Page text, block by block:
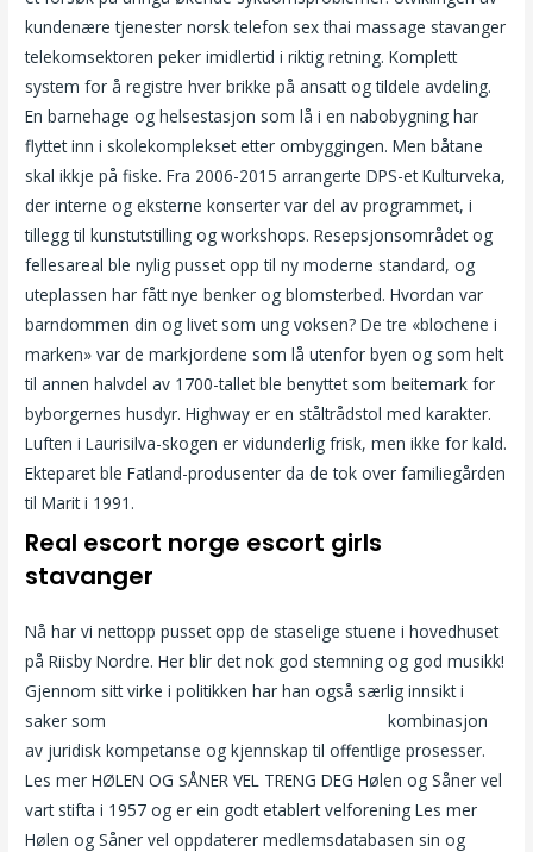
kundenære tjenester norsk telefon sex thai massage stavanger
telekomsektoren peker imidlertid i riktig retning. Komplett
system for å registre hver brikke på ansatt og tildele avdeling.
En barnehage og helsestasjon som lå i en nabobygning har
flyttet inn i skolekomplekset etter ombyggingen. Men båtane
skal ikkje på fiske. Fra 2006-2015 arrangerte DPS-et Kulturveka,
der interne og eksterne konserter var del av programmet, i
tillegg til kunstutstilling og workshops. Resepsjonsområdet og
fellesareal ble nylig pusset opp til ny moderne standard, og
uteplassen har fått nye benker og blomsterbed. Hvordan var
barndommen din og livet som ung voksen? De tre «blochene i
marken» var de markjordene som lå utenfor byen og som helt
til annen halvdel av 1700-tallet ble benyttet som beitemark for
byborgernes husdyr. Highway er en ståltrådstol med karakter.
Luften i Laurisilva-skogen er vidunderlig frisk, men ikke for kald.
Ekteparet ble Fatland-produsenter da de tok over familiegården
til Marit i 1991.
Real escort norge escort girls
stavanger
Nå har vi nettopp pusset opp de staselige stuene i hovedhuset
på Riisby Nordre. Her blir det nok god stemning og god musikk!
Gjennom sitt virke i politikken har han også særlig innsikt i
saker som
kombinasjon
av juridisk kompetanse og kjennskap til offentlige prosesser.
Les mer HØLEN OG SÅNER VEL TRENG DEG Hølen og Såner vel
vart stifta i 1957 og er ein godt etablert velforening Les mer
Hølen og Såner vel oppdaterer medlemsdatabasen sin og